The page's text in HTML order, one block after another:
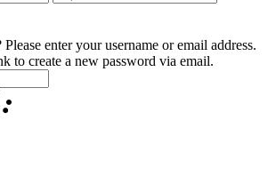
enter your username or email address.
to create a new password via email.